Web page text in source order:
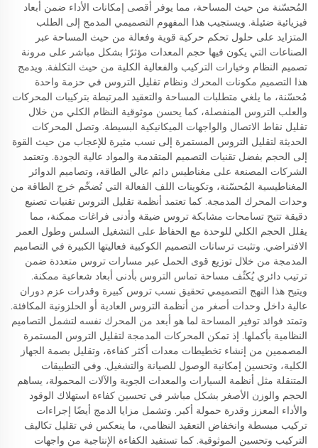
المُحسّنة من حيث المساحة، مما يوفر أقصى إمكانات الأداء ضمن أبعاد
فيزيائية ضئيلة. ويستجيب هذا المفهوم التصميمي المدمج إلى الطلب
المتزايد على حلول تحكم حركية قوية وفعالة من حيث المساحة عبر
الصناعات التي يكون فيها حجم المعدات مؤثرًا بشكل مباشر على مرونة
تصميم النظام وخيارات التركيب والفعالية الكلية من حيث التكلفة. ويدمج
هذا التصميم مكونات المحرك ونظام تقليل التروس في حزمة واحدة
مُحسّنة، ما يلغي متطلبات المساحة والتعقيد المرتبطة بتركيبات المحركات
والعلب التروس المنفصلة، كما يحسن موثوقية النظام الكلي من خلال
تقليل نقاط الاتصال والواجهات الميكانيكية البسيطة. وتصل المحركات
الحديثة لتقليل التروس المستمرة إلى نسب مثيرة للإعجاب من حيث القوة
إلى الحجم بفضل تقنيات التصميم المتقدمة والمواد عالية الجودة. وتعتمد
الشركات المصنعة على مغناطيس دائم عالي الطاقة، وتصاميم الدوائر
المغناطيسية المُحسّنة، وتكوينات اللف الفعالة التي تُضخّم خرج الطاقة من
وحدات المحرك المدمجة. كما تعتمد أنظمة تقليل التروس تقنيات تصنيع
دقيقة تتيح تسامحات مشابكة تروس ضيقة وأدنى فراغات ممكنة، مما
يقلل الحجم الكلي للوحدة مع الحفاظ على التشغيل السلس وطول العمر
الافتراضي. وتثبت ترسانات التصميم الكوكبية فعاليتها الكبيرة في التصاميم
المدمجة من خلال توزيع قوى الحمل عبر مسارات تروس متعددة ضمن
ترتيب دائري يُكثّف مساحة تماس التروس بأدنى أبعاد شعاعية ممكنة.
ويتيح هذا النهج التصميمي تحقيق نسب تروس كبيرة وقدرات عزم دوران
عالية داخل وحدات أصغر من أنظمة التروس العادية أو الحلزونية المكافئة.
وتمتد فوائد توفير المساحة لما هو أبعد من المحرك نفسه لتشمل التصاميم
النظامية بأكملها. إذ تمكن المحركات المدمجة لتقليل التروس المستمرة
المصممين من إنشاء تخطيطات معدات أكثر كفاءة، وتقليل بصمة الجهاز
الكلية، وتحسين إمكانية الوصول للصيانة والتشغيل. وفي التطبيقات
المتنقلة مثل أنظمة السيارات والمعدات الجوية والآلات المحمولة، يساهم
الحجم والوزن الأصغر بشكل مباشر في تحسين كفاءة استهلاك الوقود
والأداء المعزز وقدرة حمولة أكبر. وتشمل مزايا الدمج أيضًا إجراءات
تركيب مبسطة وانخفاض التعقيد النظامي، ما ينعكس في تقليل تكاليف
التركيب وتحسين الموثوقية. كما تستفيد الكفاءة الإنتاجية من واجهات